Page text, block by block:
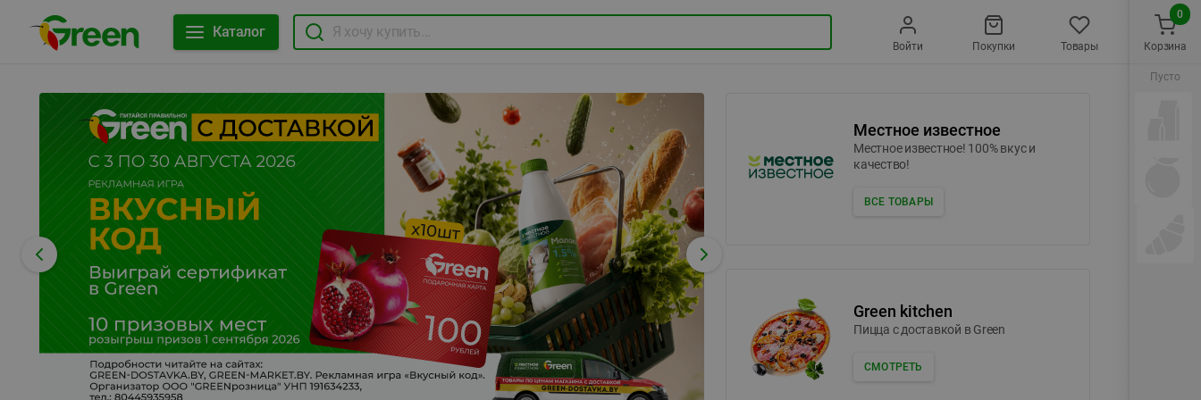
Каталог
Войти Покупки Товары
Местное известное
Местное известное! 100% вкус и
качество!
ВСЕ ТОВАРЫ
Green kitchen
Пицца c доставкой в Green
СМОТРЕТЬ
Корзина
0
Пусто